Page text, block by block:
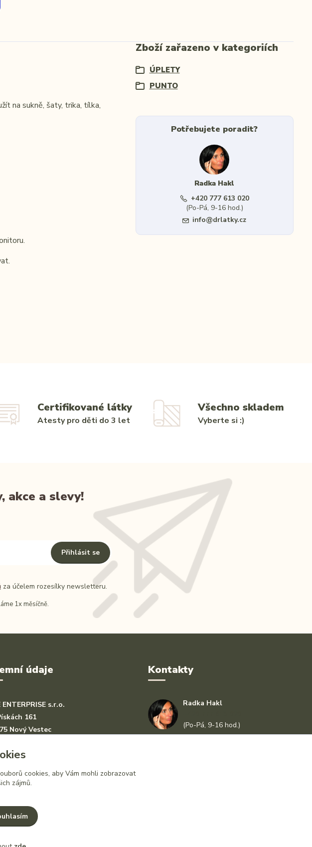
na sukně, šaty, trika, tílka,
Zboží zařazeno v kategoriích
ÚPLETY
PUNTO
Potřebujete poradit?
Radka Hakl
+420 777 613 020
(Po-Pá, 9-16 hod.)
info@drlatky.cz
Certifikované látky
Atesty pro děti do 3 let
Všechno skladem
Vyberte si :)
akce a slevy!
Přihlásit se
za účelem rozesílky newsletteru.
1x měsíčně.
údaje
ENTERPRISE s.r.o.
161
Nový Vestec
Kontakty
Radka Hakl
(Po-Pá, 9-16 hod.)
cookies, aby Vám mohli zobrazovat
zájmů.